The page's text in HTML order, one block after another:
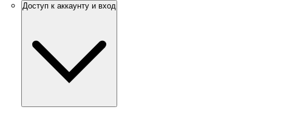
Доступ к аккаунту и вход